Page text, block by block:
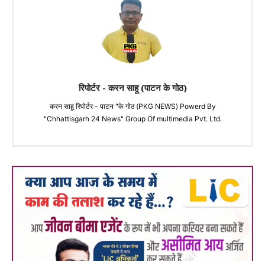
रिपोर्टर - करन साहू (पाटन के गोठ)
करन साहू रिपोर्टर - पाटन "के गोठ (PKG NEWS) Powerd By
"Chhattisgarh 24 News" Group Of multimedia Pvt. Ltd.